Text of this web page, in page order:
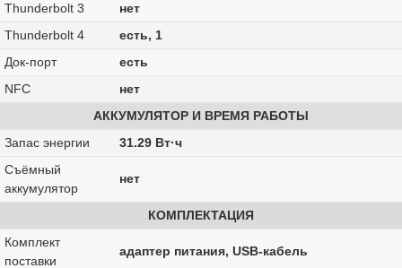
Thunderbolt 3
нет
Thunderbolt 4
есть, 1
Док-порт
есть
NFC
нет
АККУМУЛЯТОР И ВРЕМЯ РАБОТЫ
Запас энергии
31.29 Вт·ч
Cъёмный
аккумулятор
нет
КОМПЛЕКТАЦИЯ
Комплект
поставки
адаптер питания, USB-кабель